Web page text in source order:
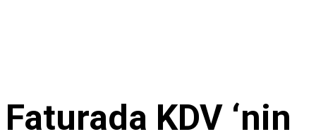
Faturada KDV ‘nin